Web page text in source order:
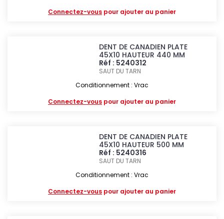
Connectez-vous pour ajouter au panier
DENT DE CANADIEN PLATE
45X10 HAUTEUR 440 MM
Réf : 5240312
SAUT DU TARN
Conditionnement : Vrac
Connectez-vous pour ajouter au panier
DENT DE CANADIEN PLATE
45X10 HAUTEUR 500 MM
Réf : 5240316
SAUT DU TARN
Conditionnement : Vrac
Connectez-vous pour ajouter au panier